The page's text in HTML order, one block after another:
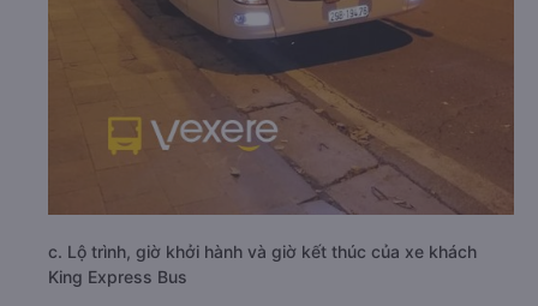
c. Lộ trình, giờ khởi hành và giờ kết thúc của xe khách
King Express Bus